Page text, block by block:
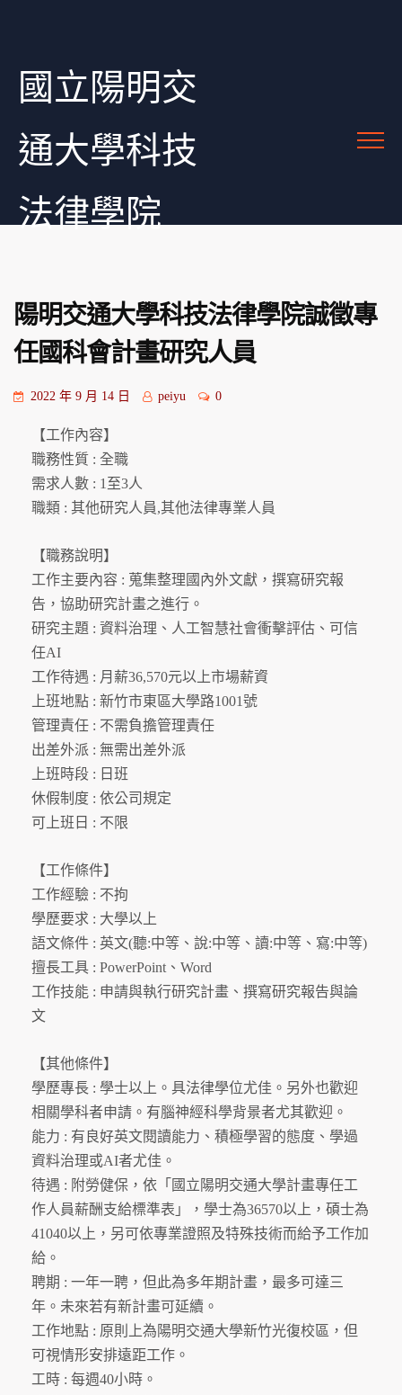
國立陽明交
通大學科技
法律學院
陽明交通大學科技法律學院誠徵專
任國科會計畫研究人員
2022 年 9 月 14 日 peiyu 0
【工作內容】
職務性質 : 全職
需求人數 : 1至3人
職類 : 其他研究人員,其他法律專業人員
【職務說明】
工作主要內容 : 蒐集整理國內外文獻，撰寫研究報
告，協助研究計畫之進行。
研究主題 : 資料治理、人工智慧社會衝擊評估、可信
任AI
工作待遇 : 月薪36,570元以上市場薪資
上班地點 : 新竹市東區大學路1001號
管理責任 : 不需負擔管理責任
出差外派 : 無需出差外派
上班時段 : 日班
休假制度 : 依公司規定
可上班日 : 不限
【工作條件】
工作經驗 : 不拘
學歷要求 : 大學以上
語文條件 : 英文(聽:中等、說:中等、讀:中等、寫:中等)
擅長工具 : PowerPoint、Word
工作技能 : 申請與執行研究計畫、撰寫研究報告與論
文
【其他條件】
學歷專長 : 學士以上。具法律學位尤佳。另外也歡迎
相關學科者申請。有腦神經科學背景者尤其歡迎。
能力 : 有良好英文閱讀能力、積極學習的態度、學過
資料治理或AI者尤佳。
待遇 : 附勞健保，依「國立陽明交通大學計畫專任工
作人員薪酬支給標準表」，學士為36570以上，碩士為
41040以上，另可依專業證照及特殊技術而給予工作加
給。
聘期 : 一年一聘，但此為多年期計畫，最多可達三
年。未來若有新計畫可延續。
工作地點 : 原則上為陽明交通大學新竹光復校區，但
可視情形安排遠距工作。
工時 : 每週40小時。